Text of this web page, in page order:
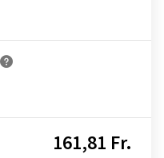
161,81 Fr.